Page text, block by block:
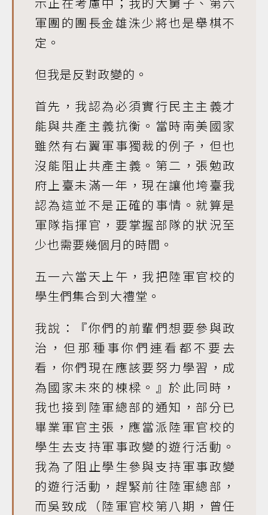
軍團的團長金雄洙少將也是舉棋不
定。
但我是反對政變的。
首先，我認為必須實行民主主義才
能與共產主義抗衡。當時南美國家
雖然有右翼軍事獨裁的例子，但也
沒能阻止共產主義。第二，張勉政
府上臺未滿一年，現在讓他垮臺我
認為這並不是正確的事情。就算是
軍隊指揮官，要掌握部隊的狀況至
少也需要幾個月的時間。
五一六當天上午，我把陸軍官校的
學生們集合到大禮堂。
我說：『你們的前輩們想要參與政
治，但那種事你們連看都不要去
看，你們現在應該要努力學習，成
為國家未來的棟樑。』於此同時，
我也接到陸軍總部的通知，部分已
畢業軍官主張，應當派陸軍官校的
學生去支持軍事政變的遊行活動。
我為了阻止學生參與支持軍事政變
的遊行活動，趕緊前往陸軍總部，
而吳致成（陸軍官校第八期，曾任